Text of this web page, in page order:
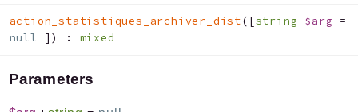
action_statistiques_archiver_dist( [string $arg =
null
] ) : mixed
Parameters